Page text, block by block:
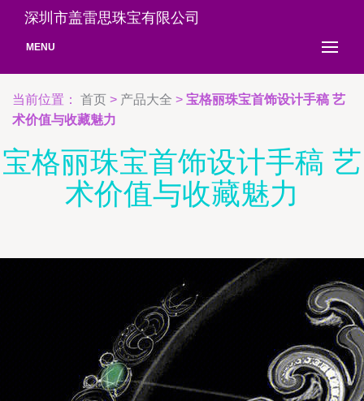
深圳市盖雷思珠宝有限公司
MENU
当前位置： 首页 > 产品大全 > 宝格丽珠宝首饰设计手稿 艺
术价值与收藏魅力
宝格丽珠宝首饰设计手稿 艺
术价值与收藏魅力